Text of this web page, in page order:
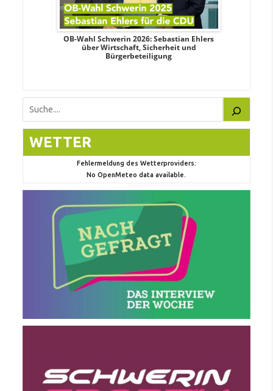
OB-Wahl Schwerin 2026: Sebastian Ehlers
über Wirtschaft, Sicherheit und
Bürgerbeteiligung
Suchen
WETTER
Fehlermeldung des Wetterproviders:
No OpenMeteo data available.